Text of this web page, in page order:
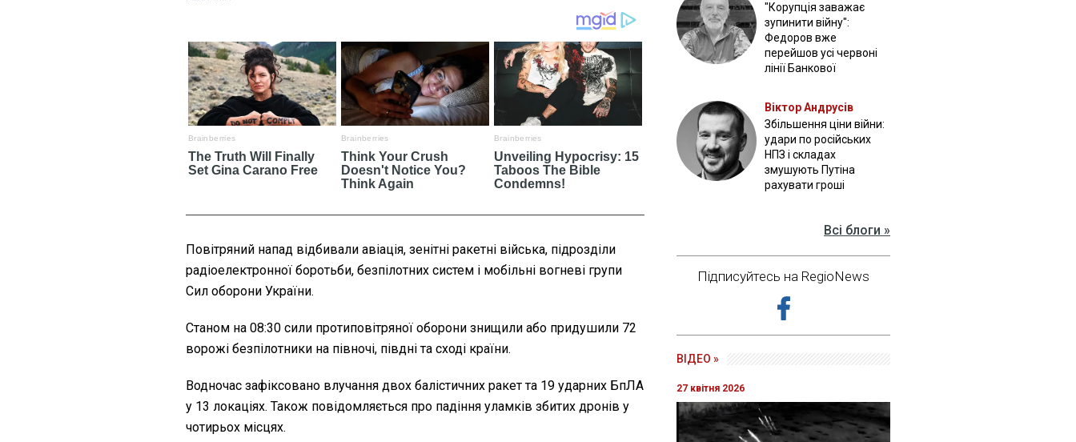
Повітряний напад відбивали авіація, зенітні ракетні війська, підрозділи
радіоелектронної боротьби, безпілотних систем і мобільні вогневі групи
Сил оборони України.
Станом на 08:30 сили протиповітряної оборони знищили або придушили 72
ворожі безпілотники на півночі, півдні та сході країни.
Водночас зафіксовано влучання двох балістичних ракет та 19 ударних БпЛА
у 13 локаціях. Також повідомляється про падіння уламків збитих дронів у
чотирьох місцях.
"Корупція заважає
зупинити війну":
Федоров вже
перейшов усі червоні
лінії Банкової
Віктор Андрусів
Збільшення ціни війни:
удари по російських
НПЗ і складах
змушують Путіна
рахувати гроші
Всі блоги »
Підписуйтесь на RegioNews
ВІДЕО »
27 квітня 2026